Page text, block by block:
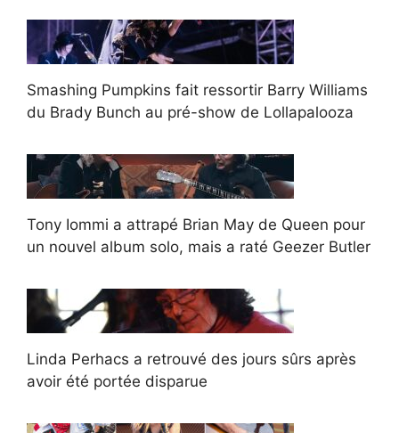
Smashing Pumpkins fait ressortir Barry Williams
du Brady Bunch au pré-show de Lollapalooza
Tony Iommi a attrapé Brian May de Queen pour
un nouvel album solo, mais a raté Geezer Butler
Linda Perhacs a retrouvé des jours sûrs après
avoir été portée disparue